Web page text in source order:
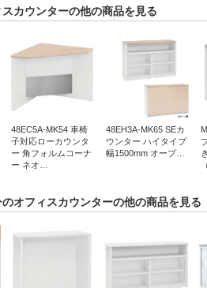
カウンターの他の商品を見る
48EC5A-MK54 車椅
子対応ローカウンタ
ー 角フォルムコーナ
ー ネオ…
48EH3A-MK65 SEカ
ウンター ハイタイプ
幅1500mm オープ…
オフィスカウンターの他の商品を見る